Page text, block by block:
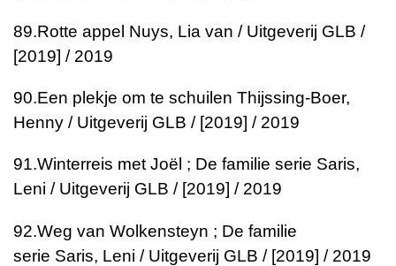
89.Rotte appel Nuys, Lia van / Uitgeverij GLB /
[2019] / 2019
90.Een plekje om te schuilen Thijssing-Boer,
Henny / Uitgeverij GLB / [2019] / 2019
91.Winterreis met Joël ; De familie serie Saris,
Leni / Uitgeverij GLB / [2019] / 2019
92.Weg van Wolkensteyn ; De familie
serie Saris, Leni / Uitgeverij GLB / [2019] / 2019